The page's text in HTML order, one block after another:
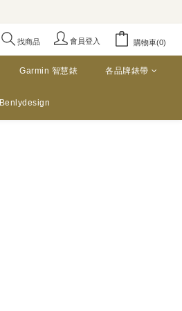
找商品 會員登入 購物車(0)
Garmin 智慧錶 各品牌錶帶
Benlydesign